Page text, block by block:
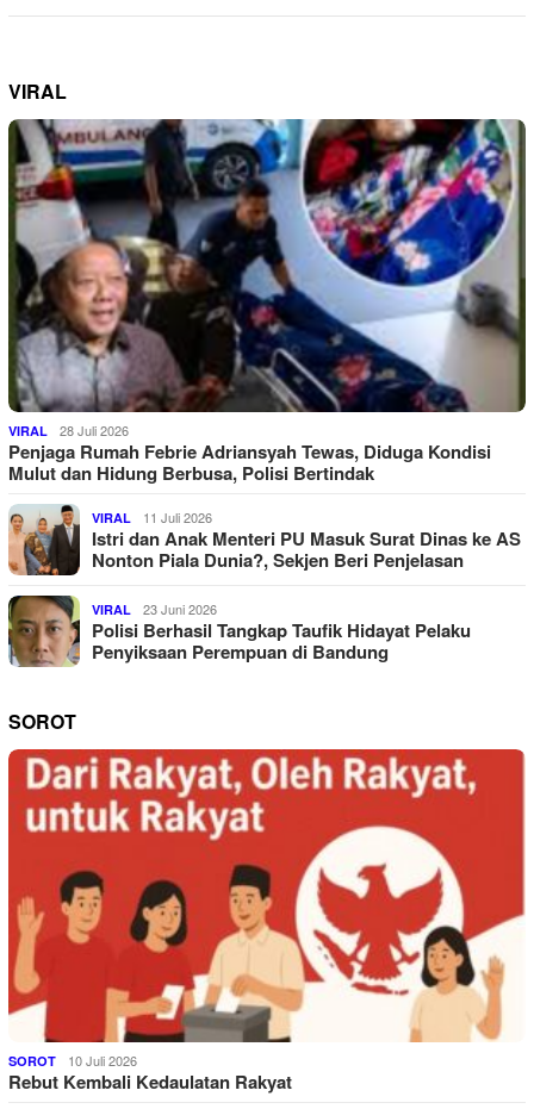
VIRAL
VIRAL 28 Juli 2026
Penjaga Rumah Febrie Adriansyah Tewas, Diduga Kondisi
Mulut dan Hidung Berbusa, Polisi Bertindak
VIRAL 11 Juli 2026
Istri dan Anak Menteri PU Masuk Surat Dinas ke AS
Nonton Piala Dunia?, Sekjen Beri Penjelasan
VIRAL 23 Juni 2026
Polisi Berhasil Tangkap Taufik Hidayat Pelaku
Penyiksaan Perempuan di Bandung
SOROT
SOROT 10 Juli 2026
Rebut Kembali Kedaulatan Rakyat